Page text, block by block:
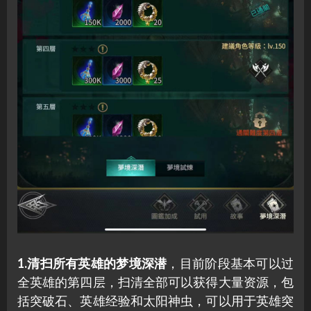
1.清扫所有英雄的梦境深潜，目前阶段基本可以过
全英雄的第四层，扫清全部可以获得大量资源，包
括突破石、英雄经验和太阳神虫，可以用于英雄突